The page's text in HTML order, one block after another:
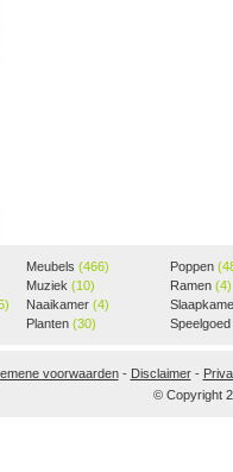
Meubels (466)
Muziek (10)
Naaikamer (4)
Planten (30)
Poppen
Ramen (4)
Speelgoed
voorwaarden- Disclaimer-
© Copyright